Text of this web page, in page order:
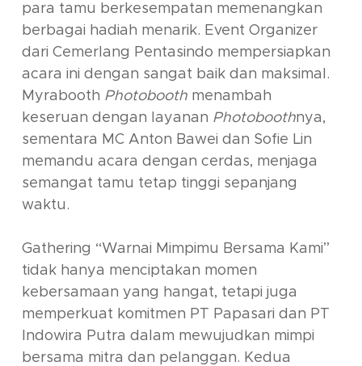
para tamu berkesempatan memenangkan
berbagai hadiah menarik. Event Organizer
dari Cemerlang Pentasindo mempersiapkan
acara ini dengan sangat baik dan maksimal.
Myrabooth Photoboothmenambah
keseruan dengan layanan Photoboothnya,
sementara MC Anton Bawei dan Sofie Lin
memandu acara dengan cerdas, menjaga
semangat tamu tetap tinggi sepanjang
waktu.
Gathering “Warnai Mimpimu Bersama Kami”
tidak hanya menciptakan momen
kebersamaan yang hangat, tetapi juga
memperkuat komitmen PT Papasari dan PT
Indowira Putra dalam mewujudkan mimpi
bersama mitra dan pelanggan. Kedua